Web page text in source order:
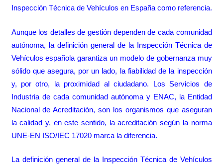
Inspección Técnica de Vehículos en España como referencia.
Aunque los detalles de gestión dependen de cada comunidad
autónoma, la definición general de la Inspección Técnica de
Vehículos española garantiza un modelo de gobernanza muy
sólido que asegura, por un lado, la fiabilidad de la inspección
y, por otro, la proximidad al ciudadano. Los Servicios de
Industria de cada comunidad autónoma y ENAC, la Entidad
Nacional de Acreditación, son los organismos que aseguran
la calidad y, en este sentido, la acreditación según la norma
UNE-EN ISO/IEC 17020 marca la diferencia.
La definición general de la Inspección Técnica de Vehículos